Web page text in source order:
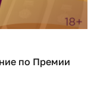
по Премии